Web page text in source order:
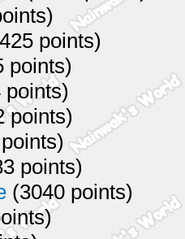
points)
points)
points)
points)
points)
(3040 points)